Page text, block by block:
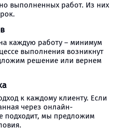
выполненных работ. Из них
каждую работу – минимум
выполнения возникнут
решение или вернем
к каждому клиенту. Если
через онлайн-
подходит, мы предложим